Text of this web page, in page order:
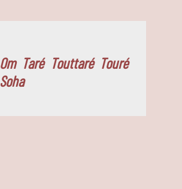
Om Taré Touttaré Touré
Soha